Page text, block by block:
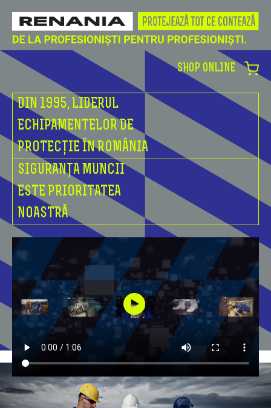
SHOP ONLINE
DIN 1995, LIDERUL
ECHIPAMENTELOR DE
PROTECȚIE ÎN ROMÂNIA
SIGURANȚA MUNCII
ESTE PRIORITATEA
NOASTRĂ